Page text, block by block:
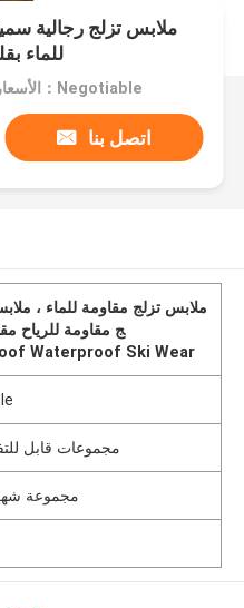
ملابس تزلج رجالية
للماء
الأسعار：Negotiable
اتصل بنا
ج مقاومة للرياح
Waterproof Ski Wear
500 مجموعات قابل
10000 مجموعة